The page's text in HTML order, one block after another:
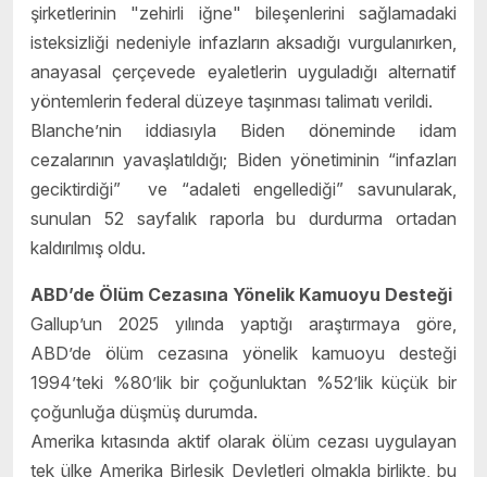
şirketlerinin "zehirli iğne" bileşenlerini sağlamadaki
isteksizliği nedeniyle infazların aksadığı vurgulanırken,
anayasal çerçevede eyaletlerin uyguladığı alternatif
yöntemlerin federal düzeye taşınması talimatı verildi.
Blanche’nin iddiasıyla Biden döneminde idam
cezalarının yavaşlatıldığı; Biden yönetiminin “infazları
geciktirdiği” ve “adaleti engellediği” savunularak,
sunulan 52 sayfalık raporla bu durdurma ortadan
kaldırılmış oldu.
ABD’de Ölüm Cezasına Yönelik Kamuoyu Desteği
Gallup’un 2025 yılında yaptığı araştırmaya göre,
ABD’de ölüm cezasına yönelik kamuoyu desteği
1994’teki %80’lik bir çoğunluktan %52’lik küçük bir
çoğunluğa düşmüş durumda.
Amerika kıtasında aktif olarak ölüm cezası uygulayan
tek ülke Amerika Birleşik Devletleri olmakla birlikte, bu